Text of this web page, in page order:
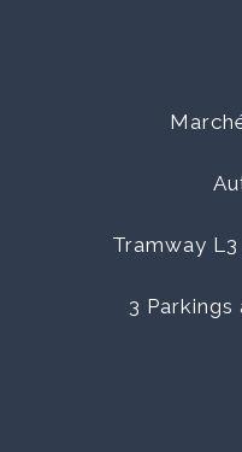
Tramway
3